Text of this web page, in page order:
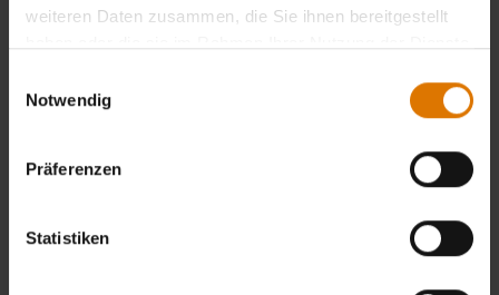
weiteren Daten zusammen, die Sie ihnen bereitgestellt
Notwendig
Präferenzen
Statistiken